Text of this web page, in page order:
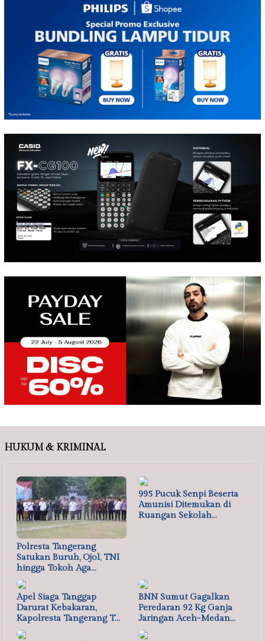
HUKUM & KRIMINAL
Polresta Tangerang
Satukan Buruh, Ojol, TNI
hingga Tokoh Aga…
995 Pucuk Senpi Beserta
Amunisi Ditemukan di
Ruangan Sekolah…
Apel Siaga Tanggap
Darurat Kebakaran,
Kapolresta Tangerang T…
BNN Sumut Gagalkan
Peredaran 92 Kg Ganja
Jaringan Aceh-Medan…